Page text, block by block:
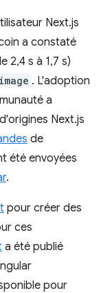
Next.js
a constaté
2,4 s à 1,7 s)
. L'adoption
a
Next.js
de
été envoyées
.
pour créer des
ces
a été publié
pour